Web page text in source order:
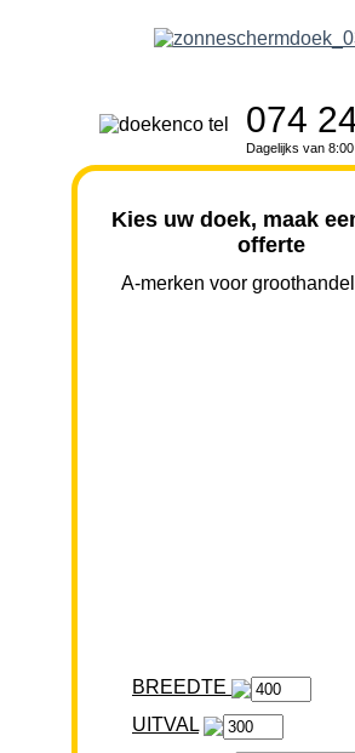
074
Dagelijks van
Kies uw doek, maak
offerte
A-merken voor
BREEDTE